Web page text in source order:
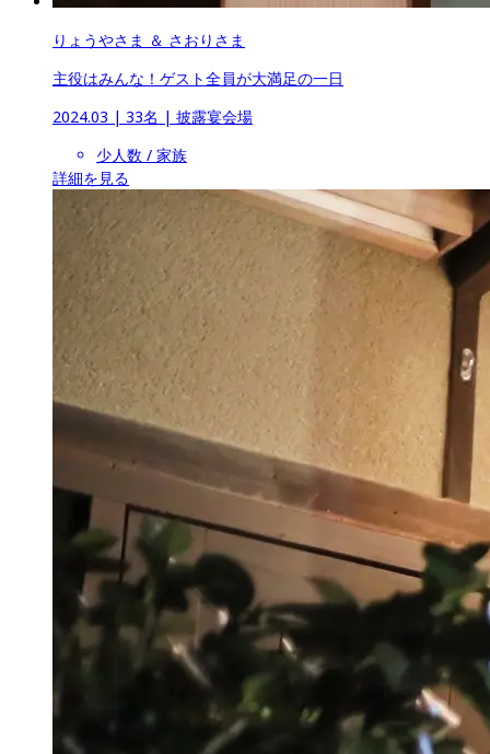
りょうやさま ＆ さおりさま
主役はみんな！ゲスト全員が大満足の一日
2024.03 | 33名 | 披露宴会場
少人数 / 家族
詳細を見る